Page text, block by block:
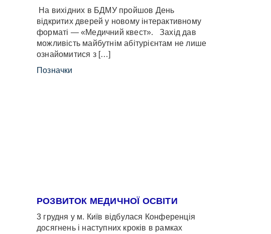
На вихідних в БДМУ пройшов День
відкритих дверей у новому інтерактивному
форматі — «Медичний квест». Захід дав
можливість майбутнім абітурієнтам не лише
ознайомитися з […]
Позначки
РОЗВИТОК МЕДИЧНОЇ ОСВІТИ
3 грудня у м. Київ відбулася Конференція
досягнень і наступних кроків в рамках